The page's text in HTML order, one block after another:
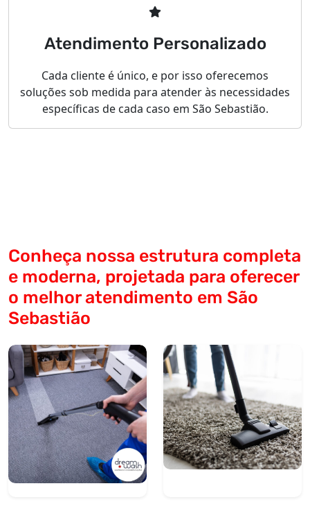
Atendimento Personalizado
Cada cliente é único, e por isso oferecemos
soluções sob medida para atender às necessidades
específicas de cada caso em São Sebastião.
Conheça nossa estrutura completa
e moderna, projetada para oferecer
o melhor atendimento em São
Sebastião